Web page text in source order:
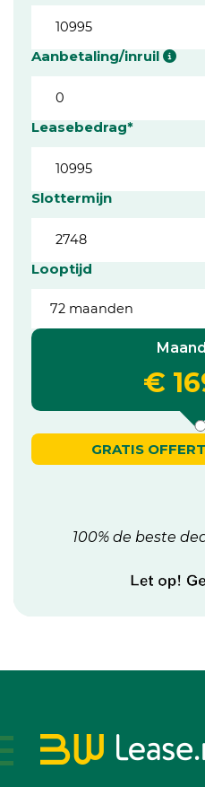
Aanbetaling/inruil
Leasebedrag*
Slottermijn
Looptijd
€
GRATIS
100% de beste